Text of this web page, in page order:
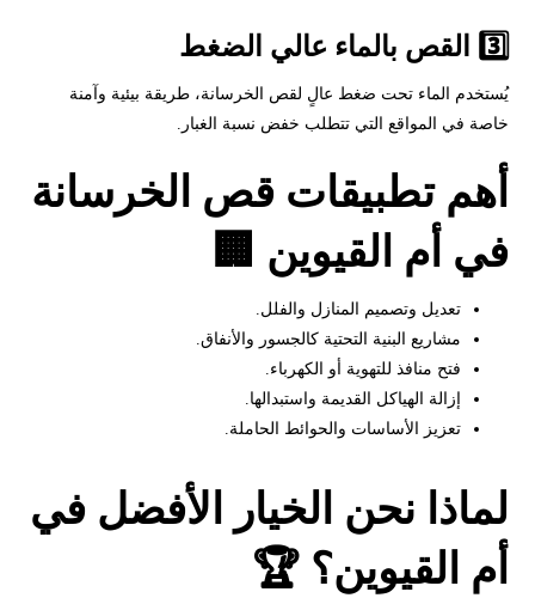
3️⃣ القص بالماء عالي الضغط
يُستخدم الماء تحت ضغط عالٍ لقص الخرسانة، طريقة بيئية وآمنة
خاصة في المواقع التي تتطلب خفض نسبة الغبار.
أهم تطبيقات قص الخرسانة
في أم القيوين 🏢
تعديل وتصميم المنازل والفلل.
مشاريع البنية التحتية كالجسور والأنفاق.
فتح منافذ للتهوية أو الكهرباء.
إزالة الهياكل القديمة واستبدالها.
تعزيز الأساسات والحوائط الحاملة.
لماذا نحن الخيار الأفضل في
أم القيوين؟ 🏆